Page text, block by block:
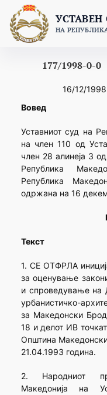
content
УСТАВЕН
НА
177/1998-0-0
16/12/1998
Вовед
Уставниот суд на
на член 110 од
член 28 алинеја 3
Република
Република
одржана на 16
Текст
1. СЕ ОТФРЛА
за оценување
и спроведување на
урбанистичко-
за Македонски
18 и делот ИВ
Општина
21.04.1993 година.
2. Народниот
Македонија на